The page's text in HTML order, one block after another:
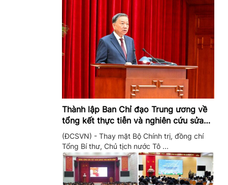
Thành lập Ban Chỉ đạo Trung ương về
tổng kết thực tiễn và nghiên cứu sửa
đổi, bổ sung Điều lệ Đảng
(ĐCSVN) - Thay mặt Bộ Chính trị, đồng chí
Tổng Bí thư, Chủ tịch nước Tô ...